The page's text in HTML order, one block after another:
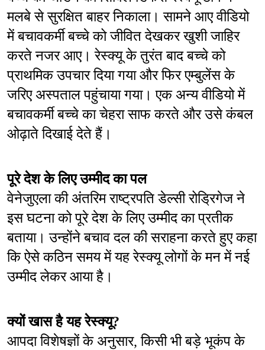
मलबे से सुरक्षित बाहर निकाला। सामने आए वीडियो
में बचावकर्मी बच्चे को जीवित देखकर खुशी जाहिर
करते नजर आए। रेस्क्यू के तुरंत बाद बच्चे को
प्राथमिक उपचार दिया गया और फिर एम्बुलेंस के
जरिए अस्पताल पहुंचाया गया। एक अन्य वीडियो में
बचावकर्मी बच्चे का चेहरा साफ करते और उसे कंबल
ओढ़ाते दिखाई देते हैं।
पूरे देश के लिए उम्मीद का पल
वेनेजुएला की अंतरिम राष्ट्रपति डेल्सी रोड्रिगेज ने
इस घटना को पूरे देश के लिए उम्मीद का प्रतीक
बताया। उन्होंने बचाव दल की सराहना करते हुए कहा
कि ऐसे कठिन समय में यह रेस्क्यू लोगों के मन में नई
उम्मीद लेकर आया है।
क्यों खास है यह रेस्क्यू?
आपदा विशेषज्ञों के अनुसार, किसी भी बड़े भूकंप के